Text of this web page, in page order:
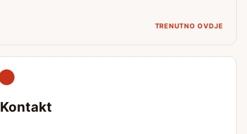
TRENUTNO OVDJE
Kontakt